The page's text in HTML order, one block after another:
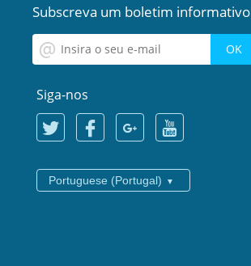
Subscreva um boletim informativo
Siga-nos
Portuguese (Portugal)